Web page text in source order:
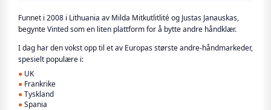
Funnet i 2008 i Lithuania av Milda Mitkutlitlité og Justas Janauskas,
begynte Vinted som en liten plattform for å bytte andre håndklær.
I dag har den vokst opp til et av Europas største andre-håndmarkeder,
spesielt populære i:
● UK
● Frankrike
●Tyskland
●Spania